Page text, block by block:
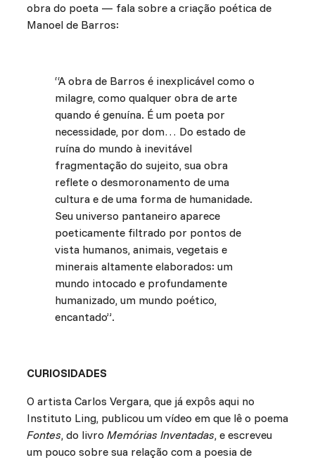
obra do poeta — fala sobre a criação poética de
Manoel de Barros:
“A obra de Barros é inexplicável como o
milagre, como qualquer obra de arte
quando é genuína. É um poeta por
necessidade, por dom… Do estado de
ruína do mundo à inevitável
fragmentação do sujeito, sua obra
reflete o desmoronamento de uma
cultura e de uma forma de humanidade.
Seu universo pantaneiro aparece
poeticamente filtrado por pontos de
vista humanos, animais, vegetais e
minerais altamente elaborados: um
mundo intocado e profundamente
humanizado, um mundo poético,
encantado”.
CURIOSIDADES
O artista Carlos Vergara, que já expôs aqui no
Instituto Ling, publicou um vídeo em que lê o poema
Fontes, do livro Memórias Inventadas, e escreveu
um pouco sobre sua relação com a poesia de